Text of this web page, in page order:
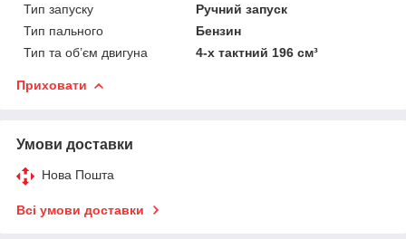
Тип запуску
Ручний запуск
Тип пального
Бензин
Тип та об’єм двигуна
4-х тактний 196 см³
Приховати
Умови доставки
Нова Пошта
Всі умови доставки